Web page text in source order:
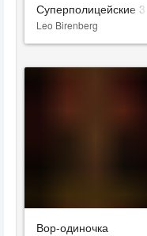
Суперполицейские 3
Leo Birenberg
Вор-одиночка